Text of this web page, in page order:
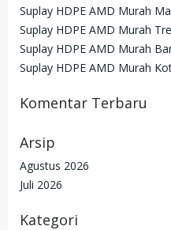
Suplay HDPE AMD Murah
Suplay HDPE AMD Murah
Suplay HDPE AMD Murah
Suplay HDPE AMD Murah
Komentar Terbaru
Arsip
Agustus 2026
Juli 2026
Kategori